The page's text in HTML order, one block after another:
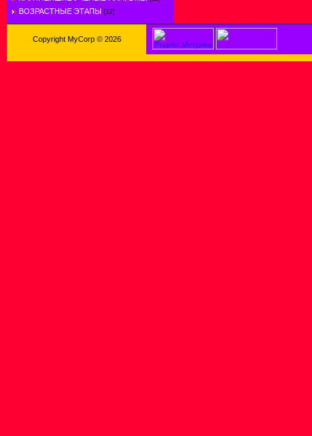
ВОЗРАСТНЫЕ ЭТАПЫ [12]
Copyright MyCorp © 2026